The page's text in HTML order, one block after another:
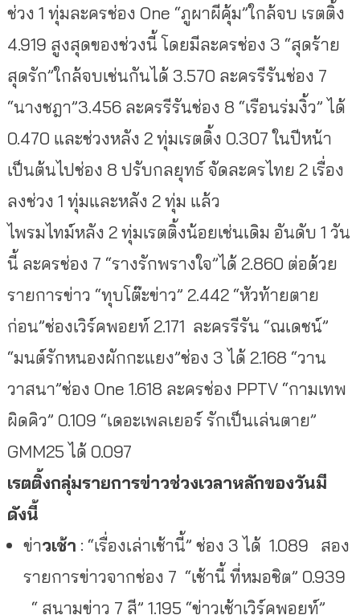
ช่วง 1 ทุ่มละครช่อง One “ภูผาผีคุ้ม”ใกล้จบ เรตติ้ง
4.919 สูงสุดของช่วงนี้ โดยมีละครช่อง 3 “สุดร้าย
สุดรัก”ใกล้จบเช่นกันได้ 3.570 ละครรีรันช่อง 7
“นางชฎา”3.456 ละครรีรันช่อง 8 “เรือนร่มงิ้ว” ได้
0.470 และช่วงหลัง 2 ทุ่มเรตติ้ง 0.307 ในปีหน้า
เป็นต้นไปช่อง 8 ปรับกลยุทธ์ จัดละครไทย 2 เรื่อง
ลงช่วง 1 ทุ่มและหลัง 2 ทุ่ม แล้ว
ไพรมไทม์หลัง 2 ทุ่มเรตติ้งน้อยเช่นเดิม อันดับ 1 วัน
นี้ ละครช่อง 7 “รางรักพรางใจ”ได้ 2.860 ต่อด้วย
รายการข่าว “ทุบโต๊ะข่าว” 2.442 “หัวท้ายตาย
ก่อน”ช่องเวิร์คพอยท์ 2.171 ละครรีรัน “ณเดชน์”
“มนต์รักหนองผักกะแยง”ช่อง 3 ได้ 2.168 “วาน
วาสนา”ช่อง One 1.618 ละครช่อง PPTV “กามเทพ
ผิดคิว” 0.109 “เดอะเพลเยอร์ รักเป็นเล่นตาย”
GMM25 ได้ 0.097
เรตติ้งกลุ่มรายการข่าวช่วงเวลาหลักของวันมี
ดังนี้
ข่าวเช้า : “เรื่องเล่าเช้านี้” ช่อง 3 ได้ 1.089 สอง
รายการข่าวจากช่อง 7 “เช้านี้ ที่หมอชิต” 0.939
“ สนามข่าว 7 สี” 1.195 “ข่าวเช้าเวิร์คพอยท์”